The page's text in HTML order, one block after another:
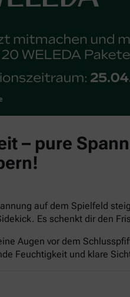
– pure
auf dem Spielfeld
Es schenkt dir den
Augen vor dem
Feuchtigkeit und klare